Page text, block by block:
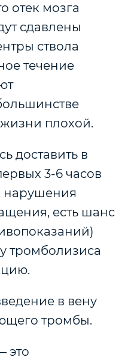
отек мозга
сдавлены
ствола
течение
плохой.
доставить в
3-6 часов
нарушения
есть шанс
тромболизиса
в вену
тромбы.
это